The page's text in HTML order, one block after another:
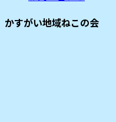
かすがい地域ねこの会